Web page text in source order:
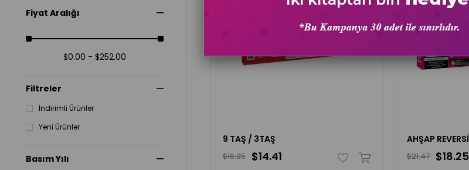
A. Ceylan Oğuzcan
A. Erkan Koca
A. F. Harrold
A. Gülfem Özer
Fiyat Aralığı
$0.00 - $252.00
Filtreler
İndirimli Ürünler
Yeni Ürünler
Basım Yılı
9 TAŞ / 3TAŞ
$14.41
$16.95
AHŞAP REVERSİ
$18.25
$21.47